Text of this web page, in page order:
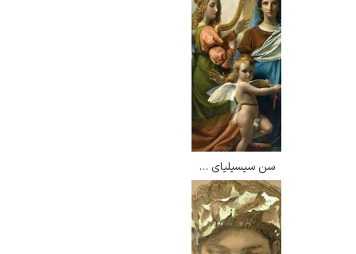
سن سیسیلیای رم – فرانسوا ناوز